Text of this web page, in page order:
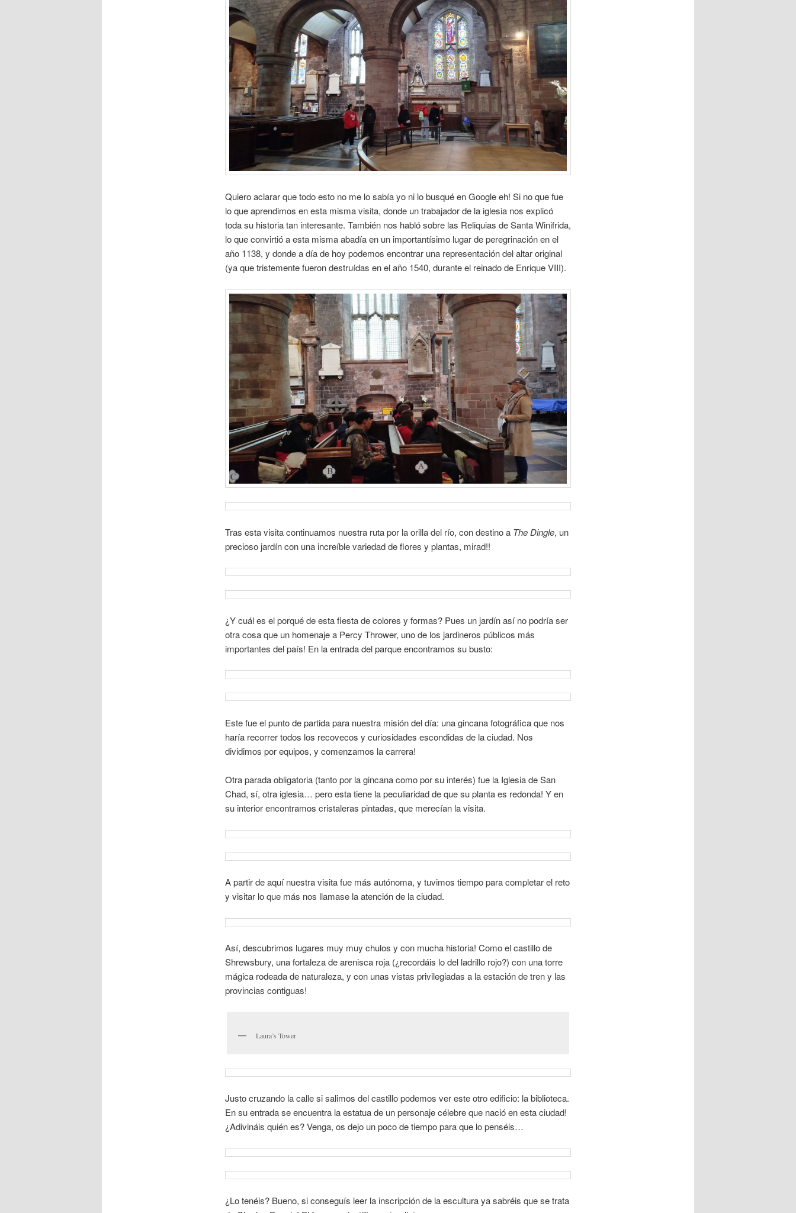
Quiero aclarar que todo esto no me lo sabía yo ni lo busqué en Google eh! Si no que fue
lo que aprendimos en esta misma visita, donde un trabajador de la iglesia nos explicó
toda su historia tan interesante. También nos habló sobre las Reliquias de Santa Winifrida,
lo que convirtió a esta misma abadía en un importantísimo lugar de peregrinación en el
año 1138, y donde a día de hoy podemos encontrar una representación del altar original
(ya que tristemente fueron destruídas en el año 1540, durante el reinado de Enrique VIII).
Tras esta visita continuamos nuestra ruta por la orilla del río, con destino a The Dingle, un
precioso jardín con una increíble variedad de flores y plantas, mirad!!
¿Y cuál es el porqué de esta fiesta de colores y formas? Pues un jardín así no podría ser
otra cosa que un homenaje a Percy Thrower, uno de los jardineros públicos más
importantes del país! En la entrada del parque encontramos su busto:
Este fue el punto de partida para nuestra misión del día: una gincana fotográfica que nos
haría recorrer todos los recovecos y curiosidades escondidas de la ciudad. Nos
dividimos por equipos, y comenzamos la carrera!
Otra parada obligatoria (tanto por la gincana como por su interés) fue la Iglesia de San
Chad, sí, otra iglesia… pero esta tiene la peculiaridad de que su planta es redonda! Y en
su interior encontramos cristaleras pintadas, que merecían la visita.
A partir de aquí nuestra visita fue más autónoma, y tuvimos tiempo para completar el reto
y visitar lo que más nos llamase la atención de la ciudad.
Así, descubrimos lugares muy muy chulos y con mucha historia! Como el castillo de
Shrewsbury, una fortaleza de arenisca roja (¿recordáis lo del ladrillo rojo?) con una torre
mágica rodeada de naturaleza, y con unas vistas privilegiadas a la estación de tren y las
provincias contiguas!
Laura’s Tower
Justo cruzando la calle si salimos del castillo podemos ver este otro edificio: la biblioteca.
En su entrada se encuentra la estatua de un personaje célebre que nació en esta ciudad!
¿Adivináis quién es? Venga, os dejo un poco de tiempo para que lo penséis…
¿Lo tenéis? Bueno, si conseguís leer la inscripción de la escultura ya sabréis que se trata